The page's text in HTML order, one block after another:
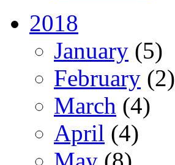
2018
January (5)
February (2)
March (4)
April (4)